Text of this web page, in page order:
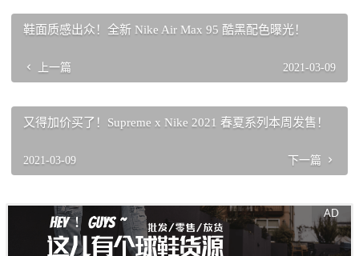
鞋面质感出众！全新 Nike Air Max 95 酷黑配色曝光！
上一篇 2021-03-09
又得加价买了！Supreme x Nike 2021 春夏系列本周发售！
2021-03-09 下一篇